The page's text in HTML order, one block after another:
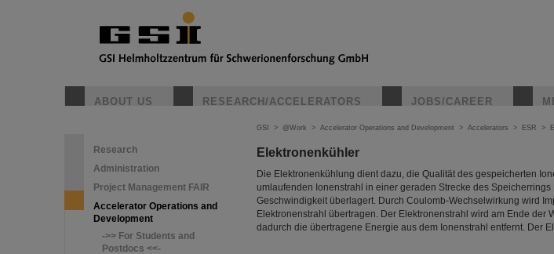
ABOUT US RESEARCH/ACCELERATORS JOBS/CAREER
Research
Administration
Project Management FAIR
Accelerator Operations and
Development
->> For Students and
Postdocs <<-
GSI > @Work > Accelerator Operations and Development > Accelerators > ESR >
Elektronenkühler
Die Elektronenkühlung dient dazu, die Qualität des gespeicherten
umlaufenden Ionenstrahl in einer geraden Strecke des
Geschwindigkeit überlagert. Durch Coulomb-Wechselwirkung wird
Elektronenstrahl übertragen. Der Elektronenstrahl wird am Ende der
dadurch die übertragene Energie aus dem Ionenstrahl entfernt. Der